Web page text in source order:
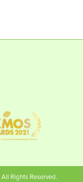
Rights Reserved.